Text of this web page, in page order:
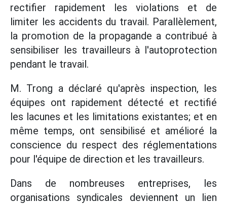
rectifier rapidement les violations et de
limiter les accidents du travail. Parallèlement,
la promotion de la propagande a contribué à
sensibiliser les travailleurs à l'autoprotection
pendant le travail.
M. Trong a déclaré qu'après inspection, les
équipes ont rapidement détecté et rectifié
les lacunes et les limitations existantes; et en
même temps, ont sensibilisé et amélioré la
conscience du respect des réglementations
pour l'équipe de direction et les travailleurs.
Dans de nombreuses entreprises, les
organisations syndicales deviennent un lien